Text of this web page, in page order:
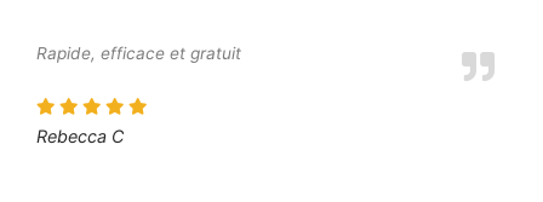
Rapide, efficace et gratuit
Rebecca C